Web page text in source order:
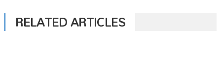
RELATED ARTICLES